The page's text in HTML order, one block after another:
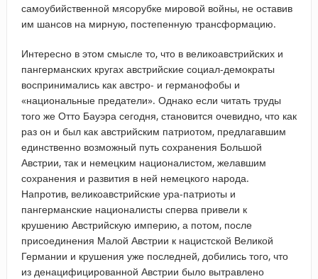
самоубийственной мясорубке мировой войны, не оставив
им шансов на мирную, постепенную трансформацию.
Интересно в этом смысле то, что в великоавстрийских и
пангерманских кругах австрийские социал-демократы
воспринимались как австро- и германофобы и
«национальные предатели». Однако если читать труды
того же Отто Бауэра сегодня, становится очевидно, что как
раз он и был как австрийским патриотом, предлагавшим
единственно возможный путь сохранения Большой
Австрии, так и немецким националистом, желавшим
сохранения и развития в ней немецкого народа.
Напротив, великоавстрийские ура-патриоты и
пангерманские националисты сперва привели к
крушению Австрийскую империю, а потом, после
присоединения Малой Австрии к нацистской Великой
Германии и крушения уже последней, добились того, что
из денацифицированной Австрии было вытравлено